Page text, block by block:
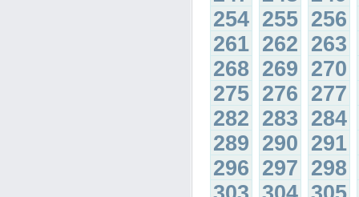
254 255 256
261 262 263
268 269 270
275 276 277
282 283 284
289 290 291
296 297 298